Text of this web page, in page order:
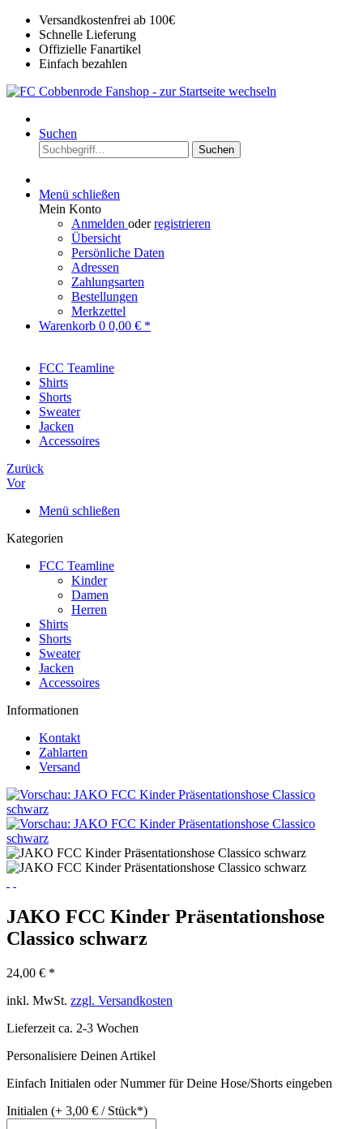
Versandkostenfrei ab 100€
Schnelle Lieferung
Offizielle Fanartikel
Einfach bezahlen
Suchen
Suchen
Menü schließen
Mein Konto
Anmelden oderregistrieren
Übersicht
Persönliche Daten
Adressen
Zahlungsarten
Bestellungen
Merkzettel
Warenkorb 0 0,00 € *
FCC Teamline
Shirts
Shorts
Sweater
Jacken
Accessoires
Zurück
Vor
Menü schließen
Kategorien
FCC Teamline
Kinder
Damen
Herren
Shirts
Shorts
Sweater
Jacken
Accessoires
Informationen
Kontakt
Zahlarten
Versand
JAKO FCC Kinder Präsentationshose
Classico schwarz
24,00 € *
inkl. MwSt. zzgl. Versandkosten
Lieferzeit ca. 2-3 Wochen
Personalisiere Deinen Artikel
Einfach Initialen oder Nummer für Deine Hose/Shorts eingeben
Initialen (+ 3,00 € / Stück*)